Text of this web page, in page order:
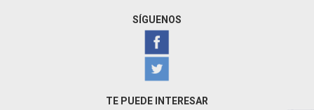
SÍGUENOS
TE PUEDE INTERESAR